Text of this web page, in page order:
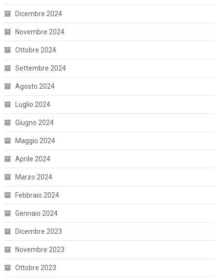
Dicembre 2024
Novembre 2024
Ottobre 2024
Settembre 2024
Agosto 2024
Luglio 2024
Giugno 2024
Maggio 2024
Aprile 2024
Marzo 2024
Febbraio 2024
Gennaio 2024
Dicembre 2023
Novembre 2023
Ottobre 2023